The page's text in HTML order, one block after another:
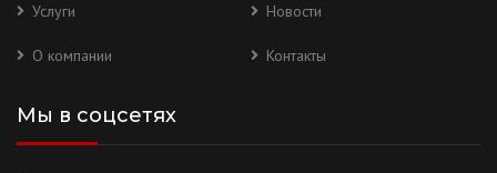
Услуги Новости
О компании Контакты
Мы в соцсетях